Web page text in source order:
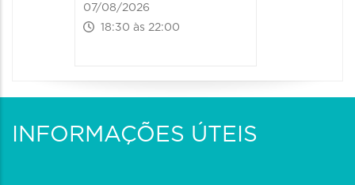
07/08/2026
18:30 às 22:00
INFORMAÇÕES ÚTEIS